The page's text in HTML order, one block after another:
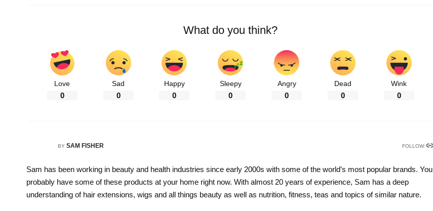
What do you think?
Love
0
Sad
0
Happy
0
Sleepy
0
Angry
0
Dead
0
Wink
0
BY SAM FISHER FOLLOW:
Sam has been working in beauty and health industries since early 2000s with some of the world’s most popular brands. You
probably have some of these products at your home right now. With almost 20 years of experience, Sam has a deep
understanding of hair extensions, wigs and all things beauty as well as nutrition, fitness, teas and topics of similar nature.